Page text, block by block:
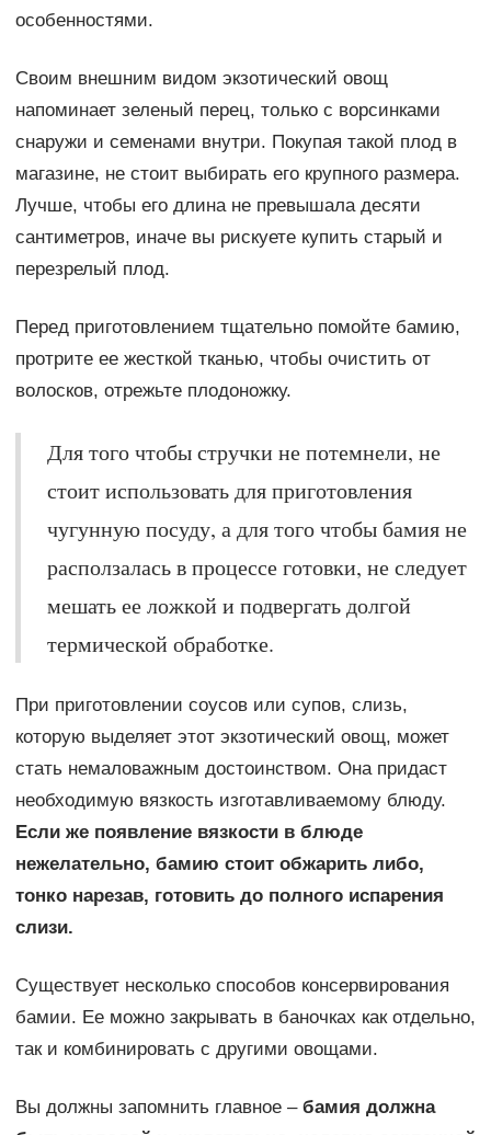
особенностями.
Своим внешним видом экзотический овощ
напоминает зеленый перец, только с ворсинками
снаружи и семенами внутри. Покупая такой плод в
магазине, не стоит выбирать его крупного размера.
Лучше, чтобы его длина не превышала десяти
сантиметров, иначе вы рискуете купить старый и
перезрелый плод.
Перед приготовлением тщательно помойте бамию,
протрите ее жесткой тканью, чтобы очистить от
волосков, отрежьте плодоножку.
Для того чтобы стручки не потемнели, не
стоит использовать для приготовления
чугунную посуду, а для того чтобы бамия не
расползалась в процессе готовки, не следует
мешать ее ложкой и подвергать долгой
термической обработке.
При приготовлении соусов или супов, слизь,
которую выделяет этот экзотический овощ, может
стать немаловажным достоинством. Она придаст
необходимую вязкость изготавливаемому блюду.
Если же появление вязкости в блюде
нежелательно, бамию стоит обжарить либо,
тонко нарезав, готовить до полного испарения
слизи.
Существует несколько способов консервирования
бамии. Ее можно закрывать в баночках как отдельно,
так и комбинировать с другими овощами.
Вы должны запомнить главное – бамия должна